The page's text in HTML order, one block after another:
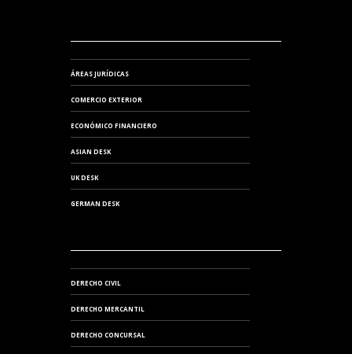
ÁREAS JURÍDICAS
COMERCIO EXTERIOR
ECONÓMICO FINANCIERO
ASIAN DESK
UK DESK
GERMAN DESK
DERECHO CIVIL
DERECHO MERCANTIL
DERECHO CONCURSAL